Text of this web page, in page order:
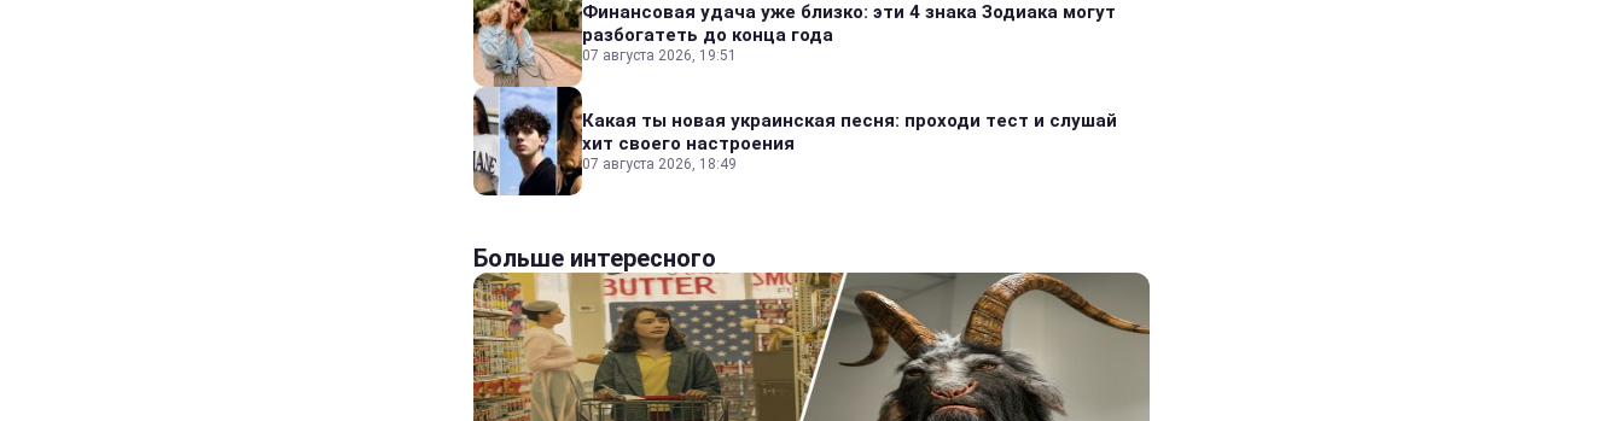
Финансовая удача уже близко: эти 4 знака Зодиака могут
разбогатеть до конца года
07 августа 2026, 19:51
Какая ты новая украинская песня: проходи тест и слушай
хит своего настроения
07 августа 2026, 18:49
Больше интересного